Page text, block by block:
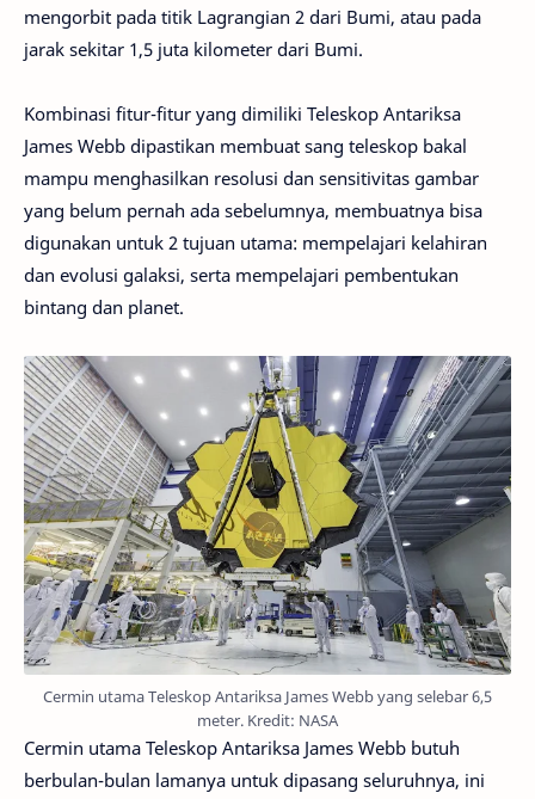
mengorbit pada titik Lagrangian 2 dari Bumi, atau pada
jarak sekitar 1,5 juta kilometer dari Bumi.
Kombinasi fitur-fitur yang dimiliki Teleskop Antariksa
James Webb dipastikan membuat sang teleskop bakal
mampu menghasilkan resolusi dan sensitivitas gambar
yang belum pernah ada sebelumnya, membuatnya bisa
digunakan untuk 2 tujuan utama: mempelajari kelahiran
dan evolusi galaksi, serta mempelajari pembentukan
bintang dan planet.
Cermin utama Teleskop Antariksa James Webb yang selebar 6,5
meter. Kredit: NASA
Cermin utama Teleskop Antariksa James Webb butuh
berbulan-bulan lamanya untuk dipasang seluruhnya, ini